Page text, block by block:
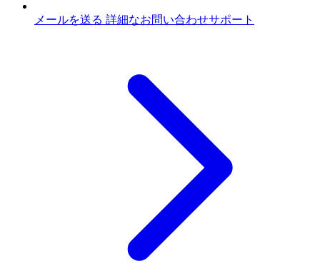
メールを送る 詳細なお問い合わせサポート